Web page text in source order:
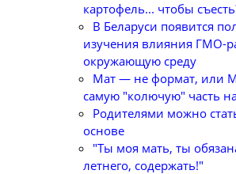
картофель... чтобы
В Беларуси появится
изучения влияния ГМО-
окружающую среду
Мат — не формат, или
самую "колючую" часть
Родителями можно
основе
"Ты моя мать, ты
летнего, содержать!"